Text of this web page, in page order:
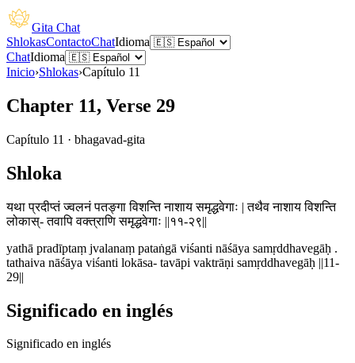
Gita Chat
ShlokasContactoChatIdioma
ChatIdioma
Inicio›Shlokas›Capítulo 11
Chapter 11, Verse 29
Capítulo 11 · bhagavad-gita
Shloka
यथा प्रदीप्तं ज्वलनं पतङ्गा विशन्ति नाशाय समृद्धवेगाः | तथैव नाशाय विशन्ति
लोकास्- तवापि वक्त्राणि समृद्धवेगाः ||११-२९||
yathā pradīptaṃ jvalanaṃ pataṅgā viśanti nāśāya samṛddhavegāḥ .
tathaiva nāśāya viśanti lokāsa- tavāpi vaktrāṇi samṛddhavegāḥ ||11-
29||
Significado en inglés
Significado en inglés